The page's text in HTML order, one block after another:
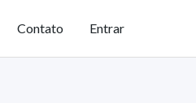
Contato Entrar